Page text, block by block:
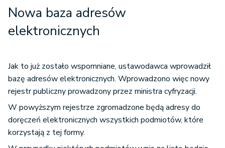
Nowa baza adresów
elektronicznych
Jak to już zostało wspomniane, ustawodawca wprowadził
bazę adresów elektronicznych. Wprowadzono więc nowy
rejestr publiczny prowadzony przez ministra cyfryzacji.
W powyższym rejestrze zgromadzone będą adresy do
doręczeń elektronicznych wszystkich podmiotów, które
korzystają z tej formy.